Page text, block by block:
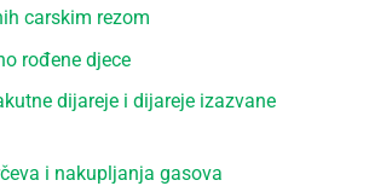
carskim rezom
rođene djece
dijareje i dijareje izazvane
i nakupljanja gasova